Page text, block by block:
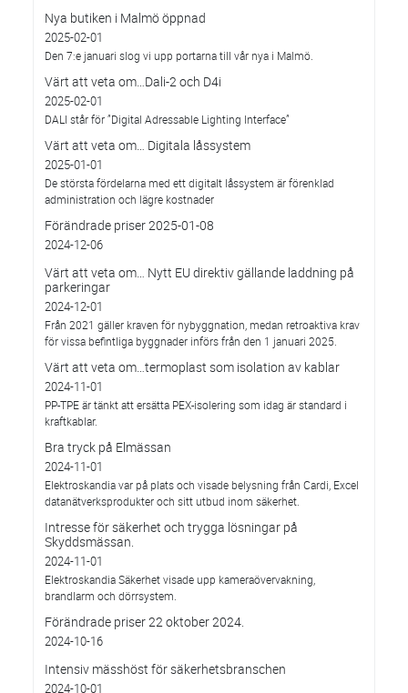
Nya butiken i Malmö öppnad
2025-02-01
Den 7:e januari slog vi upp portarna till vår nya i Malmö.
Värt att veta om…Dali-2 och D4i
2025-02-01
DALI står för ”Digital Adressable Lighting Interface”
Värt att veta om… Digitala låssystem
2025-01-01
De största fördelarna med ett digitalt låssystem är förenklad
administration och lägre kostnader
Förändrade priser 2025-01-08
2024-12-06
Värt att veta om… Nytt EU direktiv gällande laddning på
parkeringar
2024-12-01
Från 2021 gäller kraven för nybyggnation, medan retroaktiva krav
för vissa befintliga byggnader införs från den 1 januari 2025.
Värt att veta om…termoplast som isolation av kablar
2024-11-01
PP-TPE är tänkt att ersätta PEX-isolering som idag är standard i
kraftkablar.
Bra tryck på Elmässan
2024-11-01
Elektroskandia var på plats och visade belysning från Cardi, Excel
datanätverksprodukter och sitt utbud inom säkerhet.
Intresse för säkerhet och trygga lösningar på
Skyddsmässan.
2024-11-01
Elektroskandia Säkerhet visade upp kameraövervakning,
brandlarm och dörrsystem.
Förändrade priser 22 oktober 2024.
2024-10-16
Intensiv mässhöst för säkerhetsbranschen
2024-10-01